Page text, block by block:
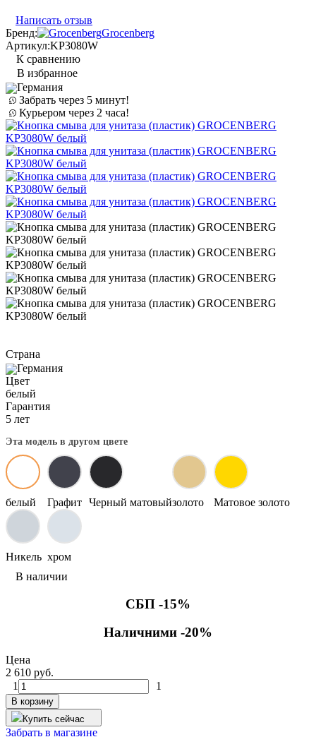
Написать отзыв
Бренд:
Grocenberg
Артикул:KP3080W
К сравнению
В избранное
Германия
Забрать через 5 минут!
Курьером через 2 часа!
Страна
Германия
Цвет
белый
Гарантия
5 лет
Эта модель в другом цвете
белый Графит Черный матовыйзолото Матовое золото
Никель хром
В наличии
СБП -15%
Наличними -20%
Цена
2 610 руб.
1
1
В корзину
Купить сейчас
Забрать в магазине